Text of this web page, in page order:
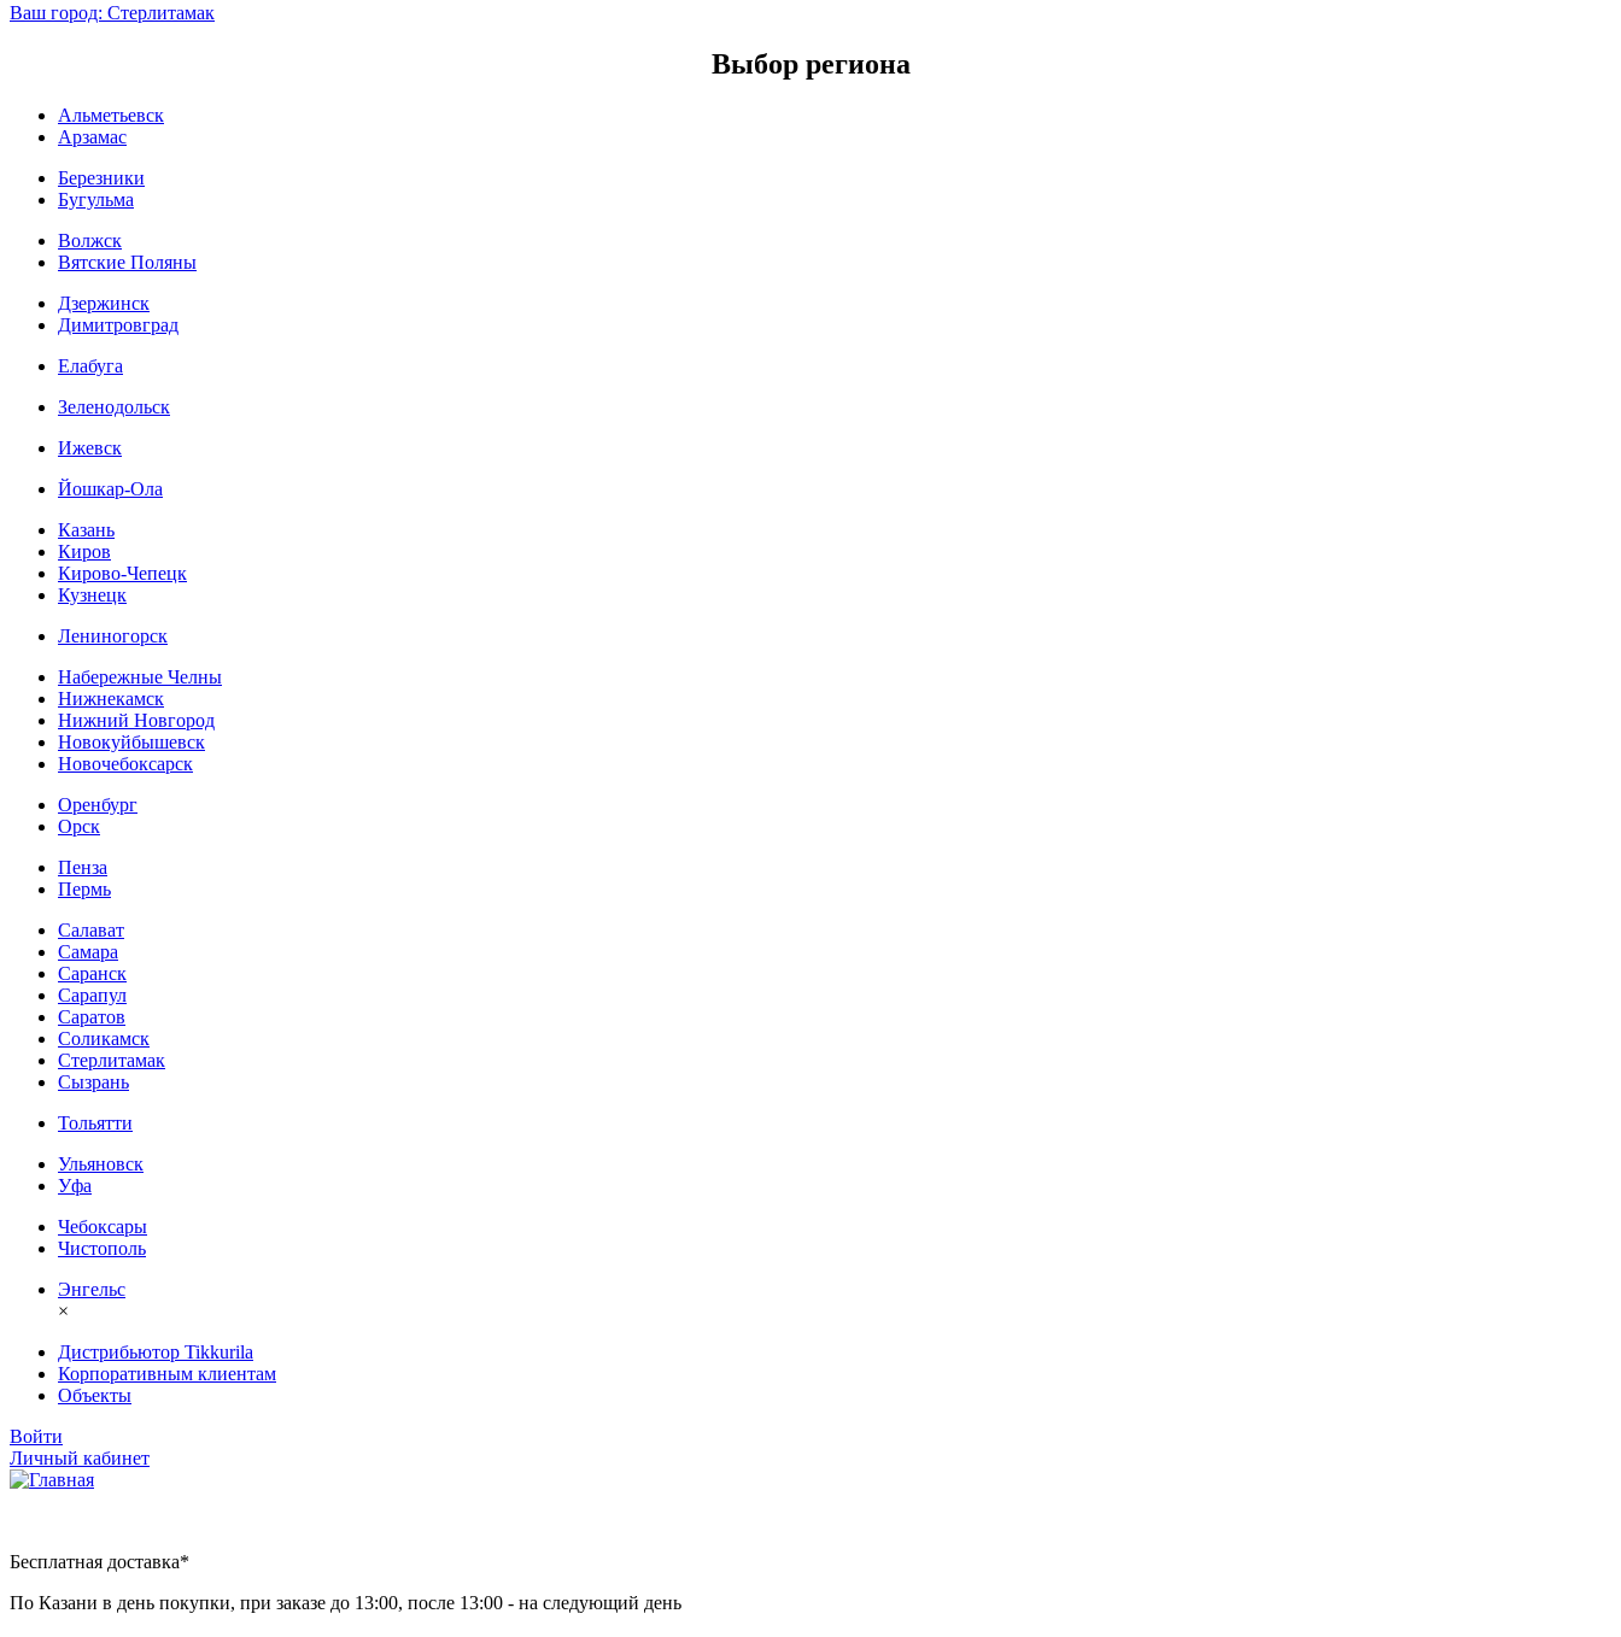
Ваш город: Стерлитамак
Выбор региона
Альметьевск
Арзамас
Березники
Бугульма
Волжск
Вятские Поляны
Дзержинск
Димитровград
Елабуга
Зеленодольск
Ижевск
Йошкар-Ола
Казань
Киров
Кирово-Чепецк
Кузнецк
Лениногорск
Набережные Челны
Нижнекамск
Нижний Новгород
Новокуйбышевск
Новочебоксарск
Оренбург
Орск
Пенза
Пермь
Салават
Самара
Саранск
Сарапул
Саратов
Соликамск
Стерлитамак
Сызрань
Тольятти
Ульяновск
Уфа
Чебоксары
Чистополь
Энгельс
×
Дистрибьютор Tikkurila
Корпоративным клиентам
Объекты
Войти
Личный кабинет
Бесплатная доставка*
По Казани в день покупки, при заказе до 13:00, после 13:00 - на следующий день